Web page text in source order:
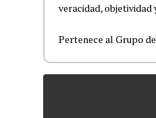
veracidad,
Pertenece al Grupo